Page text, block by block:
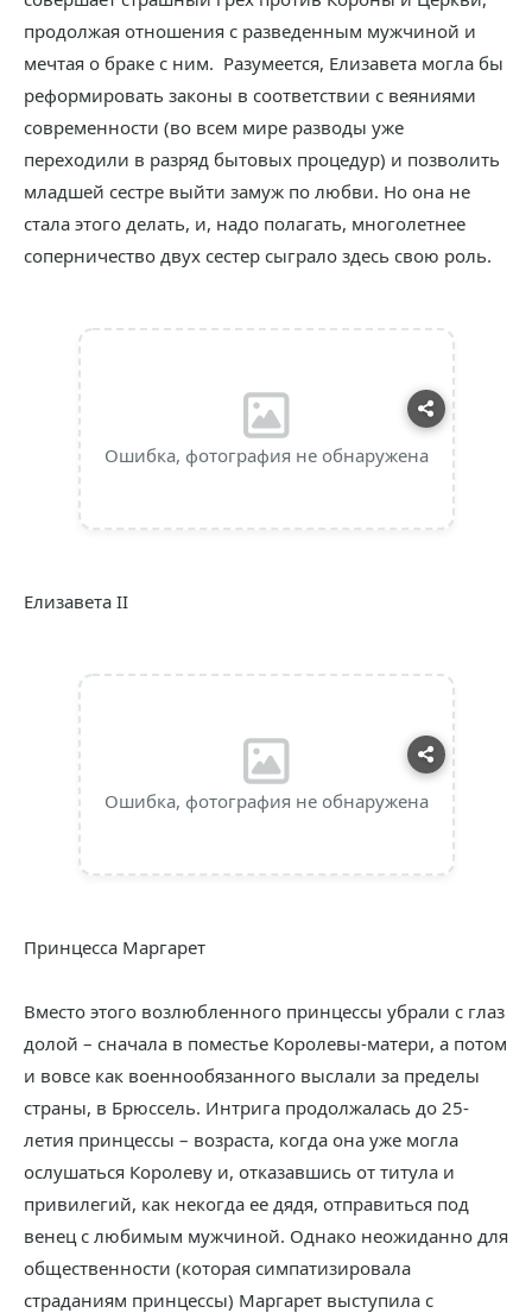
продолжая отношения с разведенным мужчиной и
мечтая о браке с ним. Разумеется, Елизавета могла бы
реформировать законы в соответствии с веяниями
современности (во всем мире разводы уже
переходили в разряд бытовых процедур) и позволить
младшей сестре выйти замуж по любви. Но она не
стала этого делать, и, надо полагать, многолетнее
соперничество двух сестер сыграло здесь свою роль.
Ошибка, фотография не обнаружена
Елизавета II
Ошибка, фотография не обнаружена
Принцесса Маргарет
Вместо этого возлюбленного принцессы убрали с глаз
долой – сначала в поместье Королевы-матери, а потом
и вовсе как военнообязанного выслали за пределы
страны, в Брюссель. Интрига продолжалась до 25-
летия принцессы – возраста, когда она уже могла
ослушаться Королеву и, отказавшись от титула и
привилегий, как некогда ее дядя, отправиться под
венец с любимым мужчиной. Однако неожиданно для
общественности (которая симпатизировала
страданиям принцессы) Маргарет выступила с